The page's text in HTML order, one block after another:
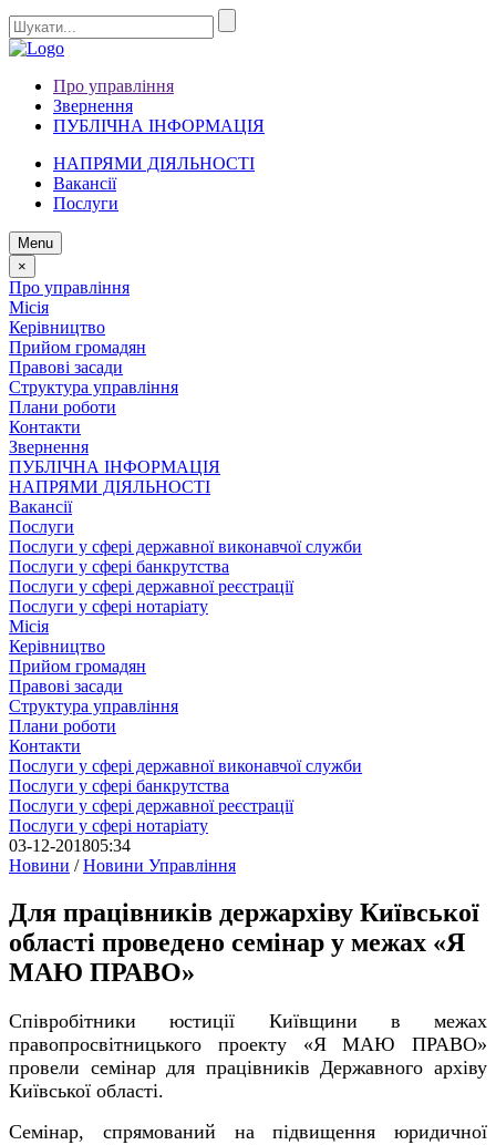
Про управління
Звернення
ПУБЛІЧНА ІНФОРМАЦІЯ
НАПРЯМИ ДІЯЛЬНОСТІ
Вакансії
Послуги
Menu
×
Про управління
Місія
Керівництво
Прийом громадян
Правові засади
Структура управління
Плани роботи
Контакти
Звернення
ПУБЛІЧНА ІНФОРМАЦІЯ
НАПРЯМИ ДІЯЛЬНОСТІ
Вакансії
Послуги
Послуги у сфері державної виконавчої служби
Послуги у сфері банкрутства
Послуги у сфері державної реєстрації
Послуги у сфері нотаріату
Місія
Керівництво
Прийом громадян
Правові засади
Структура управління
Плани роботи
Контакти
Послуги у сфері державної виконавчої служби
Послуги у сфері банкрутства
Послуги у сфері державної реєстрації
Послуги у сфері нотаріату
03-12-201805:34
Новини /Новини Управління
Для працівників держархіву Київської
області проведено семінар у межах «Я
МАЮ ПРАВО»
Співробітники юстиції Київщини в межах
правопросвітницького проекту «Я МАЮ ПРАВО»
провели семінар для працівників Державного архіву
Київської області.
Семінар, спрямований на підвищення юридичної